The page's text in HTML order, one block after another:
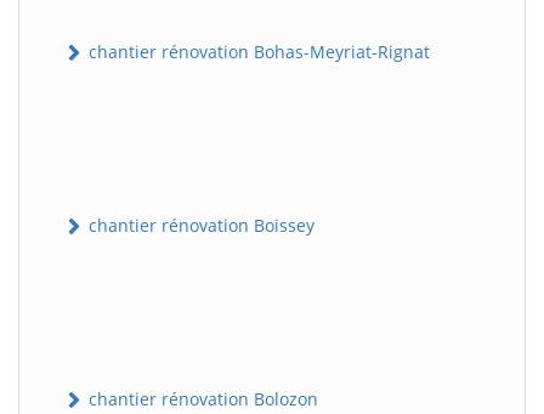
chantier rénovation Bohas-Meyriat-Rignat
chantier rénovation Boissey
chantier rénovation Bolozon